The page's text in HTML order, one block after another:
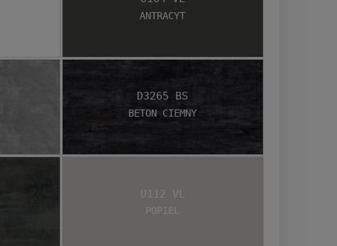
Antracyt
Beton Ciemny
D3265 BS
Popiel
U112 VL